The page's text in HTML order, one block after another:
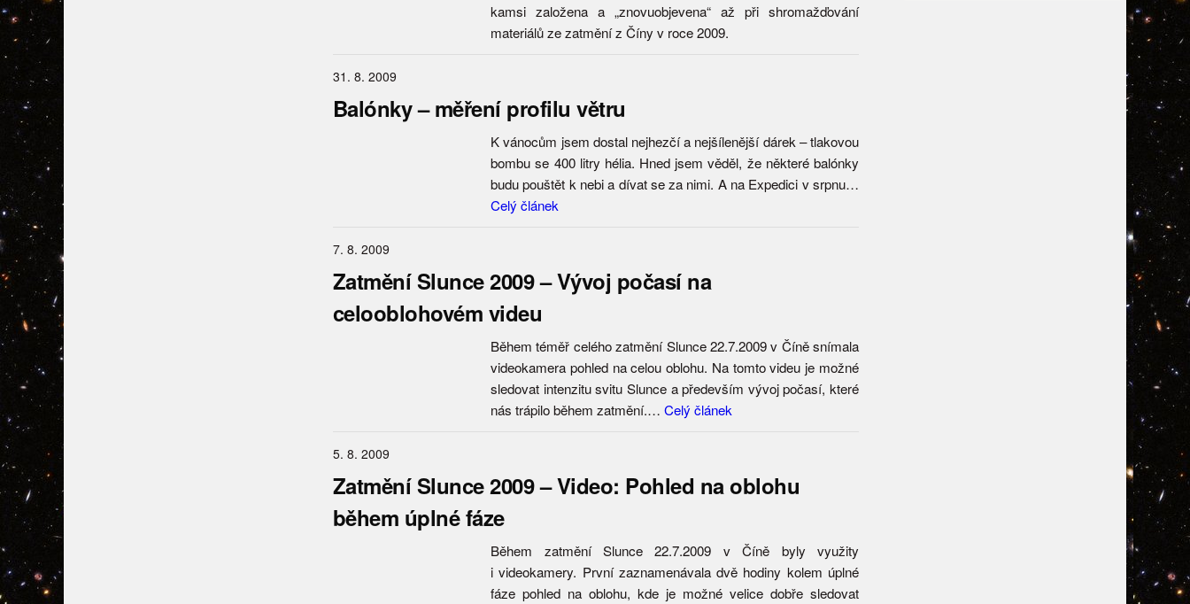
kamsi založena a „znovuobjevena“ až při shromažďování
materiálů ze zatmění z Číny v roce 2009.
31. 8. 2009
Balónky – měření profilu větru
K vánocům jsem dostal nejhezčí a nejšílenější dárek – tlakovou
bombu se 400 litry hélia. Hned jsem věděl, že některé balónky
budu pouštět k nebi a dívat se za nimi. A na Expedici v srpnu…
Celý článek
7. 8. 2009
Zatmění Slunce 2009 – Vývoj počasí na
celooblohovém videu
Během téměř celého zatmění Slunce 22.7.2009 v Číně snímala
videokamera pohled na celou oblohu. Na tomto videu je možné
sledovat intenzitu svitu Slunce a především vývoj počasí, které
nás trápilo během zatmění.…Celý článek
5. 8. 2009
Zatmění Slunce 2009 – Video: Pohled na oblohu
během úplné fáze
Během zatmění Slunce 22.7.2009 v Číně byly využity
i videokamery. První zaznamenávala dvě hodiny kolem úplné
fáze pohled na oblohu, kde je možné velice dobře sledovat